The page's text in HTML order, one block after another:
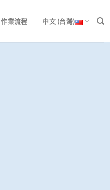
作業流程 中文 (台灣)